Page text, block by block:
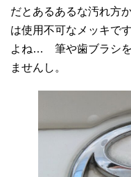
だとあるあるな汚れ方
は使用不可なメッキで
よね… 筆や歯ブラシを
ませんし。